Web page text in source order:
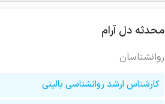
محدثه دل آرام
روانشناسان
کارشناس ارشد روانشناسی بالینی